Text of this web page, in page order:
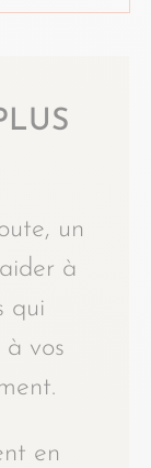
un
à
qui
à vos
en